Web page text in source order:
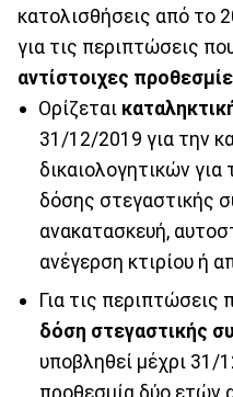
κατολισθήσεις από το
για τις περιπτώσεις
αντίστοιχες
Ορίζεται
31/12/2019 για την
δικαιολογητικών για
δόσης στεγαστικής
ανακατασκευή,
ανέγερση κτιρίου ή
Για τις περιπτώσεις
δόση στεγαστικής
υποβληθεί μέχρι 31/
προθεσμία δύο ετών